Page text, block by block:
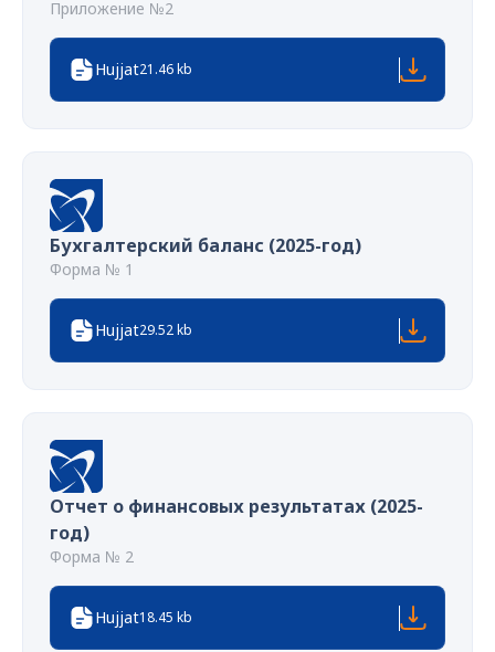
Приложение №2
Hujjat21.46 kb
Бухгалтерский баланс (2025-год)
Форма № 1
Hujjat29.52 kb
Отчет о финансовых результатах (2025-
год)
Форма № 2
Hujjat18.45 kb